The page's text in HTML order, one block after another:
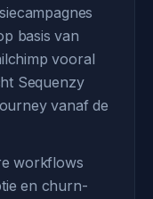
basis van
vooral
Sequenzy
vanaf de
workflows
en churn-